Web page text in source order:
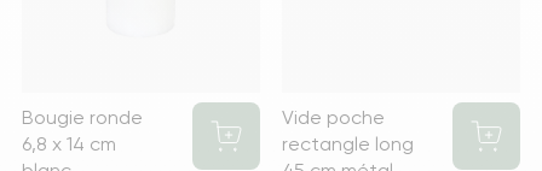
Bougie ronde
6,8 x 14 cm
Vide poche
rectangle long